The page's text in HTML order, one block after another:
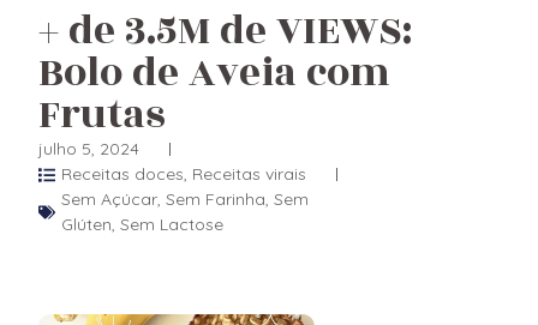
+ de 3.5M de VIEWS:
Bolo de Aveia com
Frutas
julho 5, 2024
Receitas doces, Receitas virais
Sem Açúcar, Sem Farinha, Sem
Glúten, Sem Lactose